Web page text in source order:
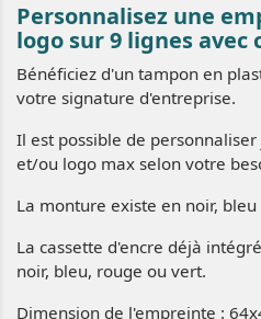
Personnalisez une
logo sur 9 lignes avec
Bénéficiez d'un tampon en
votre signature d'entreprise.
Il est possible de
et/ou logo max selon votre
La monture existe en noir,
La cassette d'encre déjà
noir, bleu, rouge ou vert.
Dimension de l'empreinte :